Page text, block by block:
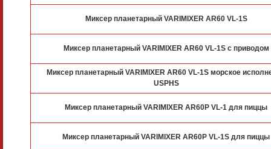
Миксер планетарный VARIMIXER AR60 VL-1S
Миксер планетарный VARIMIXER AR60 VL-1S с приводом
Миксер планетарный VARIMIXER AR60 VL-1S морское
USPHS
Миксер планетарный VARIMIXER AR60P VL-1 для пиццы
Миксер планетарный VARIMIXER AR60P VL-1S для пиццы